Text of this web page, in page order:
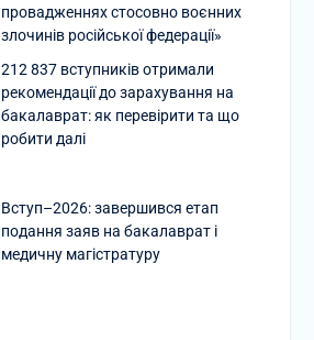
провадженнях стосовно воєнних
злочинів російської федерації»
212 837 вступників отримали
рекомендації до зарахування на
бакалаврат: як перевірити та що
робити далі
Вступ–2026: завершився етап
подання заяв на бакалаврат і
медичну магістратуру